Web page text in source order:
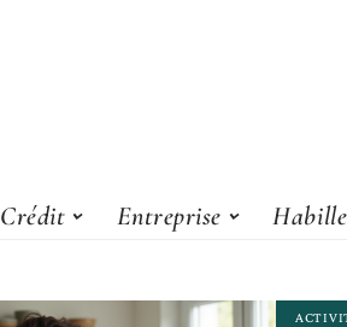
Crédit Entreprise